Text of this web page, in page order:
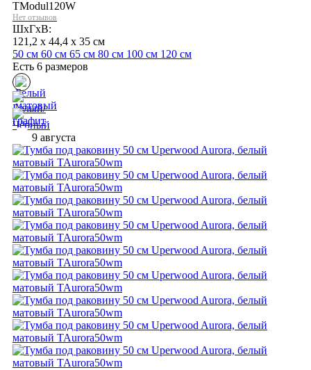
TModul120W
Нет отзывов
ШхГхВ:
121,2 x 44,4 x 35 см
50 см 60 см 65 см 80 см 100 см 120 см
Есть 6 размеров
9 августа